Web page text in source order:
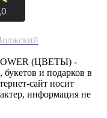
(ЦВЕТЫ) -
букетов и подарков в
сайт носит
информация не